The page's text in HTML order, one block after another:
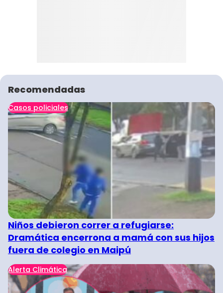
Recomendadas
Casos policiales
Niños debieron correr a refugiarse:
Dramática encerrona a mamá con sus hijos
fuera de colegio en Maipú
Alerta Climática